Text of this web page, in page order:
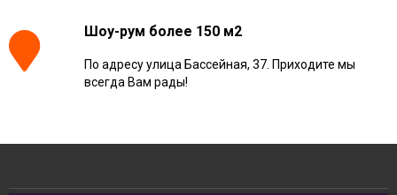
Шоу-рум более 150 м2
По адресу улица Бассейная, 37. Приходите мы
всегда Вам рады!